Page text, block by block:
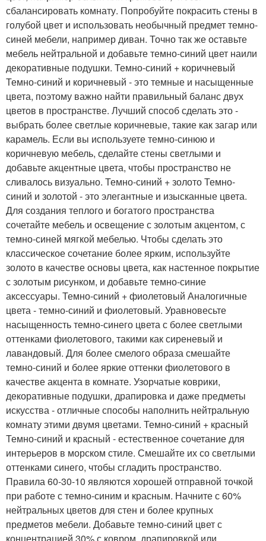
сбалансировать комнату. Попробуйте покрасить стены в
голубой цвет и использовать необычный предмет темно-
синей мебели, например диван. Точно так же оставьте
мебель нейтральной и добавьте темно-синий цвет наили
декоративные подушки. Темно-синий + коричневый
Темно-синий и коричневый - это темные и насыщенные
цвета, поэтому важно найти правильный баланс двух
цветов в пространстве. Лучший способ сделать это -
выбрать более светлые коричневые, такие как загар или
карамель. Если вы используете темно-синюю и
коричневую мебель, сделайте стены светлыми и
добавьте акцентные цвета, чтобы пространство не
сливалось визуально. Темно-синий + золото Темно-
синий и золотой - это элегантные и изысканные цвета.
Для создания теплого и богатого пространства
сочетайте мебель и освещение с золотым акцентом, с
темно-синей мягкой мебелью. Чтобы сделать это
классическое сочетание более ярким, используйте
золото в качестве основы цвета, как настенное покрытие
с золотым рисунком, и добавьте темно-синие
аксессуары. Темно-синий + фиолетовый Аналогичные
цвета - темно-синий и фиолетовый. Уравновесьте
насыщенность темно-синего цвета с более светлыми
оттенками фиолетового, такими как сиреневый и
лавандовый. Для более смелого образа смешайте
темно-синий и более яркие оттенки фиолетового в
качестве акцента в комнате. Узорчатые коврики,
декоративные подушки, драпировка и даже предметы
искусства - отличные способы наполнить нейтральную
комнату этими двумя цветами. Темно-синий + красный
Темно-синий и красный - естественное сочетание для
интерьеров в морском стиле. Смешайте их со светлыми
оттенками синего, чтобы сгладить пространство.
Правила 60-30-10 являются хорошей отправной точкой
при работе с темно-синим и красным. Начните с 60%
нейтральных цветов для стен и более крупных
предметов мебели. Добавьте темно-синий цвет с
концентрацией 30% с ковром, драпировкой или